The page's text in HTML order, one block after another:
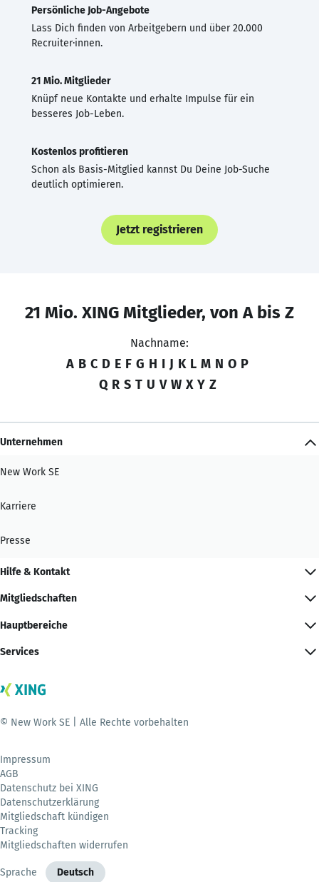
Persönliche Job-Angebote
Lass Dich finden von Arbeitgebern und über 20.000
Recruiter·innen.
21 Mio. Mitglieder
Knüpf neue Kontakte und erhalte Impulse für ein
besseres Job-Leben.
Kostenlos profitieren
Schon als Basis-Mitglied kannst Du Deine Job-Suche
deutlich optimieren.
Jetzt registrieren
21 Mio. XING Mitglieder, von A bis Z
Nachname:
A B C D E F G H I J K L M N O P
Q R S T U V W X Y Z
Unternehmen
New Work SE
Karriere
Presse
Hilfe & Kontakt
Mitgliedschaften
Hauptbereiche
Services
© New Work SE | Alle Rechte vorbehalten
Impressum
AGB
Datenschutz bei XING
Datenschutzerklärung
Mitgliedschaft kündigen
Tracking
Mitgliedschaften widerrufen
Sprache Deutsch